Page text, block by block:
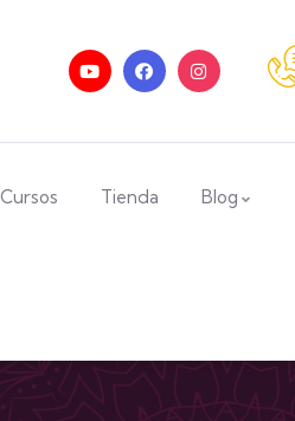
Cursos Tienda Blog